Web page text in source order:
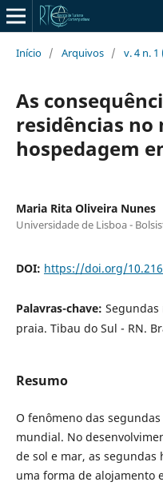
Início / Arquivos / v. 4 n. 1
As
residências no
hospedagem
Maria Rita Oliveira Nunes
Universidade de Lisboa -
DOI: https://doi.org/
Palavras-chave:
praia. Tibau do Sul - RN.
Resumo
O fenômeno das
mundial. No
de sol e mar, as segundas
uma forma de alojamento